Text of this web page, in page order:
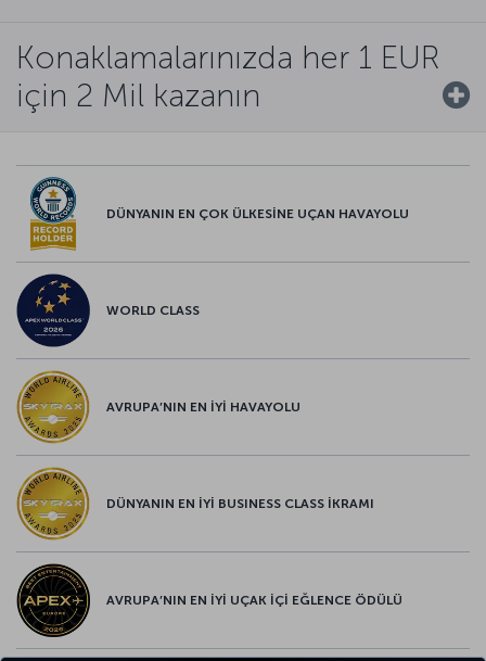
Konaklamalarınızda her 1 EUR
için 2 Mil kazanın
DÜNYANIN EN ÇOK ÜLKESİNE UÇAN HAVAYOLU
WORLD CLASS
AVRUPA’NIN EN İYİ HAVAYOLU
DÜNYANIN EN İYİ BUSINESS CLASS İKRAMI
AVRUPA’NIN EN İYİ UÇAK İÇİ EĞLENCE ÖDÜLÜ